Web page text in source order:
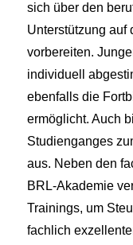
sich über den
Unterstützung auf
vorbereiten.
individuell
ebenfalls die
ermöglicht. Auch
Studienganges
aus. Neben den
BRL-Akademie
Trainings, um
fachlich